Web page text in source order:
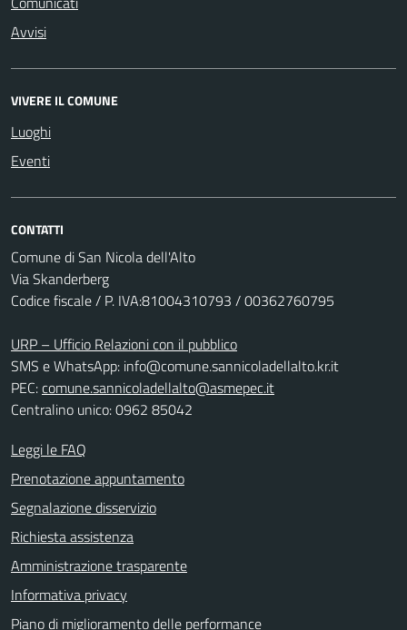
Avvisi
VIVERE IL COMUNE
Luoghi
Eventi
CONTATTI
Comune di San Nicola dell'Alto
Via Skanderberg
Codice fiscale / P. IVA:81004310793 / 00362760795
URP – Ufficio Relazioni con il pubblico
SMS e WhatsApp: info@comune.sannicoladellalto.kr.it
PEC:comune.sannicoladellalto@asmepec.it
Centralino unico: 0962 85042
Leggi le FAQ
Prenotazione appuntamento
Segnalazione disservizio
Richiesta assistenza
Amministrazione trasparente
Informativa privacy
Piano di miglioramento delle performance